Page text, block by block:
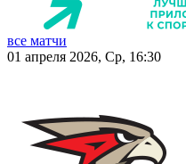
все матчи
01 апреля 2026, Ср, 16:30